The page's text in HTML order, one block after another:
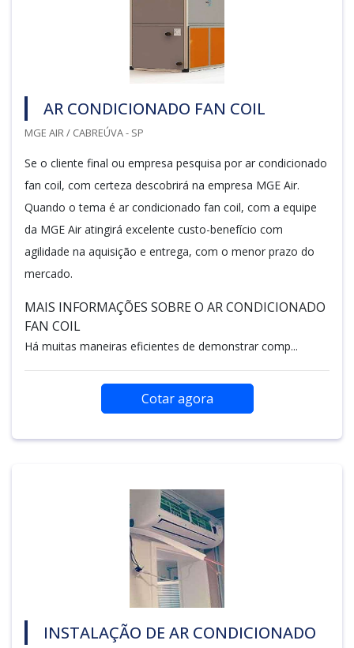
AR CONDICIONADO FAN COIL
MGE AIR / CABREÚVA - SP
Se o cliente final ou empresa pesquisa por ar condicionado
fan coil, com certeza descobrirá na empresa MGE Air.
Quando o tema é ar condicionado fan coil, com a equipe
da MGE Air atingirá excelente custo-benefício com
agilidade na aquisição e entrega, com o menor prazo do
mercado.
MAIS INFORMAÇÕES SOBRE O AR CONDICIONADO
FAN COIL
Há muitas maneiras eficientes de demonstrar comp...
Cotar agora
INSTALAÇÃO DE AR CONDICIONADO